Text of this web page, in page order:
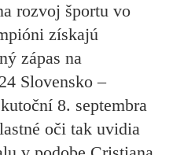
rozvoj športu vo
získajú
zápas na
Slovensko –
8. septembra
oči tak uvidia